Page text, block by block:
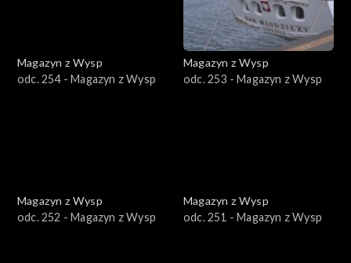
Magazyn z Wysp
odc. 254 - Magazyn z Wysp
Magazyn z Wysp
odc. 253 - Magazyn z Wysp
Magazyn z Wysp
odc. 252 - Magazyn z Wysp
Magazyn z Wysp
odc. 251 - Magazyn z Wysp